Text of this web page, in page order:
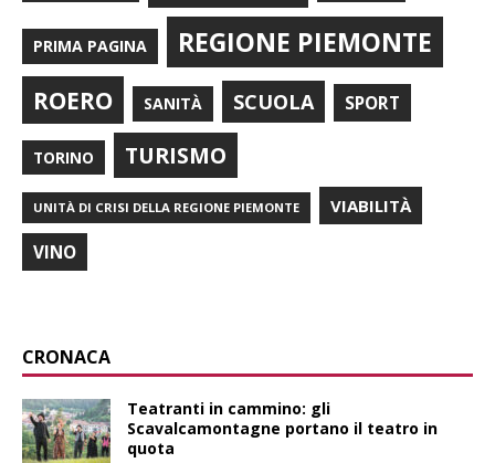
PRIMA PAGINA REGIONE PIEMONTE
ROERO SANITÀ SCUOLA SPORT
TORINO TURISMO
UNITÀ DI CRISI DELLA REGIONE PIEMONTE VIABILITÀ
VINO
CRONACA
Teatranti in cammino: gli
Scavalcamontagne portano il teatro in
quota